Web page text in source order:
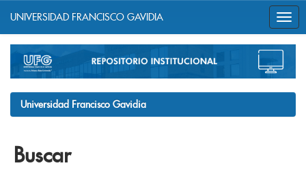
navigation
UNIVERSIDAD FRANCISCO GAVIDIA
Universidad Francisco Gavidia
Buscar